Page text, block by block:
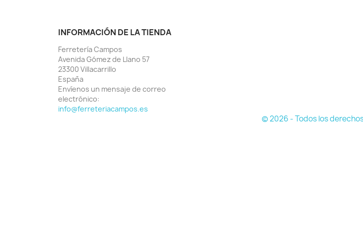
INFORMACIÓN DE LA TIENDA
Ferretería Campos
Avenida Gómez de Llano 57
23300 Villacarrillo
España
Envíenos un mensaje de correo
electrónico:
info@ferreteriacampos.es
© 2026 - Todos los